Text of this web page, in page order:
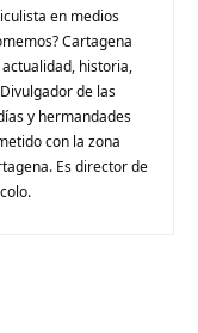
en medios
Cartagena
historia,
de las
y hermandades
con la zona
Es director de